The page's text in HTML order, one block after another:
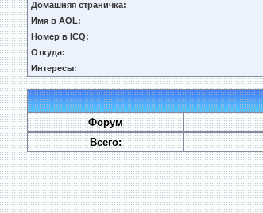
Домашняя страничка:
Имя в AOL:
Номер в ICQ:
Откуда:
Интересы:
Форум
Всего: